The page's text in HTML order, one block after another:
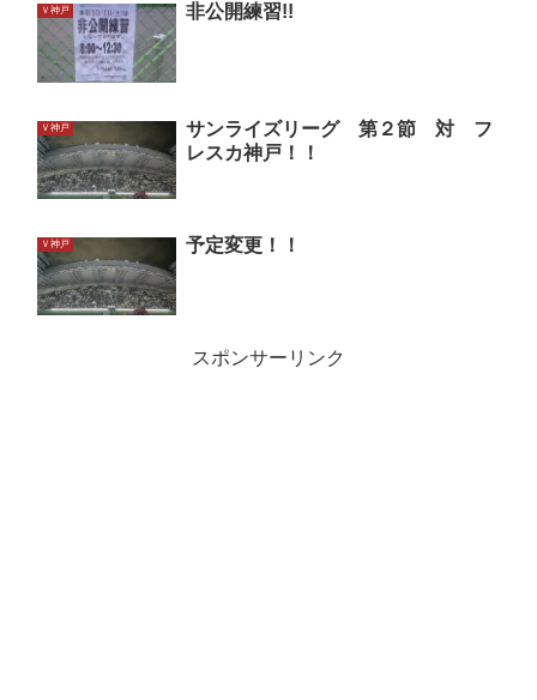
Ｖ神戸 非公開練習!!
Ｖ神戸
サンライズリーグ 第２節 対 フ
レスカ神戸！！
Ｖ神戸 予定変更！！
スポンサーリンク